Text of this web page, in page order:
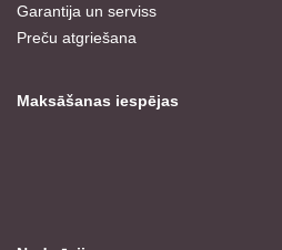
Garantija un serviss
Preču atgriešana
Maksāšanas iespējas